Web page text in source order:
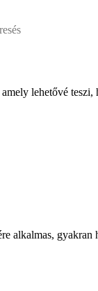
lehetővé
alkalmas, gyakran